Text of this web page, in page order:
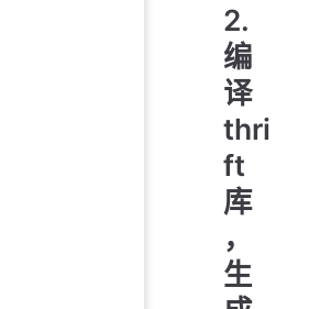
2.
编
译
thri
ft
库
，
生